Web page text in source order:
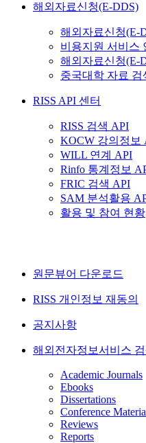
해외자료신청(E-DDS)
해외자료신청(E-
비용지원 서비스
해외자료신청(E-
중국대학 자료 검
RISS API 센터
RISS 검색 API
KOCW 강의정보
WILL 연계 API
Rinfo 통계정보
FRIC 검색 API
SAM 분석활용
활용 및 참여 현황
원문뷰어 다운로드
RISS 개인정보 재동의
공지사항
해외전자정보서비스
Academic Journals
Ebooks
Dissertations
Conference
Reviews
Reports